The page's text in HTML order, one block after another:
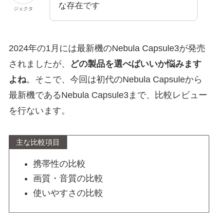
ジェクタ
な存在です
2024年の1月には最新機のNebula Capsule3が発売
されましたが、
どの製品を選べばいいか悩みます
よね。そこで、今回は初代のNebula Capsuleから
最新機であるNebula Capsule3まで、比較レビュー
を行ないます。
主な比較項目
携帯性の比較
画質・音質の比較
使いやすさの比較